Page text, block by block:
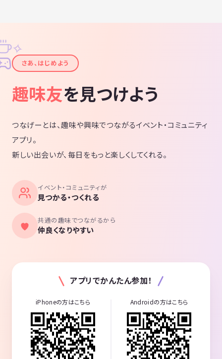
✦
✧
さあ、はじめよう
趣味友を見つけよう
つなげーとは、趣味や興味でつながるイベント・コミュニティ
アプリ。
新しい出会いが、毎日をもっと楽しくしてくれる。
イベント・コミュニティが
見つかる・つくれる
共通の趣味でつながるから
仲良くなりやすい
アプリでかんたん参加！
iPhoneの方はこちら Androidの方はこちら